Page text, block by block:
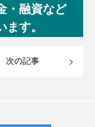
・融資など
す。
次の記事